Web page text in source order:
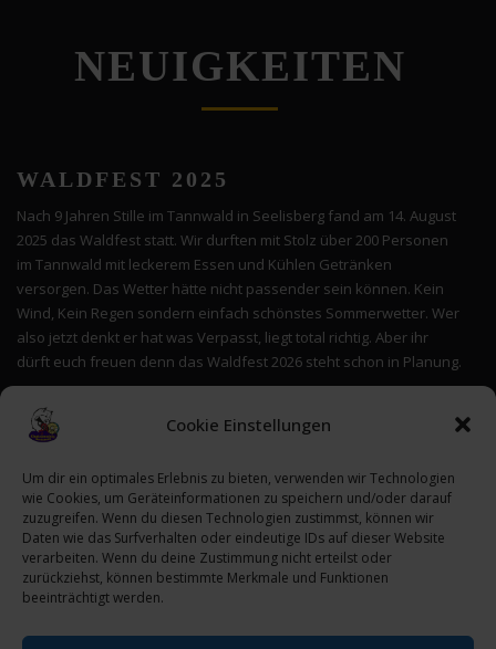
Cookie Einstellungen
Um dir ein optimales Erlebnis zu bieten, verwenden wir Technologien
wie Cookies, um Geräteinformationen zu speichern und/oder darauf
zuzugreifen. Wenn du diesen Technologien zustimmst, können wir
Daten wie das Surfverhalten oder eindeutige IDs auf dieser Website
verarbeiten. Wenn du deine Zustimmung nicht erteilst oder
zurückziehst, können bestimmte Merkmale und Funktionen
beeinträchtigt werden.
NEUIGKEITEN
WALDFEST 2025
Nach 9 Jahren Stille im Tannwald in Seelisberg fand am 14. August
2025 das Waldfest statt. Wir durften mit Stolz über 200 Personen
im Tannwald mit leckerem Essen und Kühlen Getränken
versorgen. Das Wetter hätte nicht passender sein können. Kein
Wind, Kein Regen sondern einfach schönstes Sommerwetter. Wer
also jetzt denkt er hat was Verpasst, liegt total richtig. Aber ihr
dürft euch freuen denn das Waldfest 2026 steht schon in Planung.
Instagram
Facebook